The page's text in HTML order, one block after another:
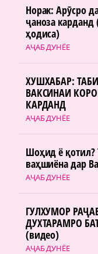
АҶАБ ДУНЁЕ
Норак: Арӯсро
ҷаноза карданд
ҳодиса)
АҶАБ ДУНЁЕ
ХУШХАБАР:
ВАКСИНАИ
КАРДАНД
АҶАБ ДУНЁЕ
Шоҳид ё қотил?
ваҳшиёна дар
АҶАБ ДУНЁЕ
ГУЛХУМОР
ДУХТАРАМРО
(видео)